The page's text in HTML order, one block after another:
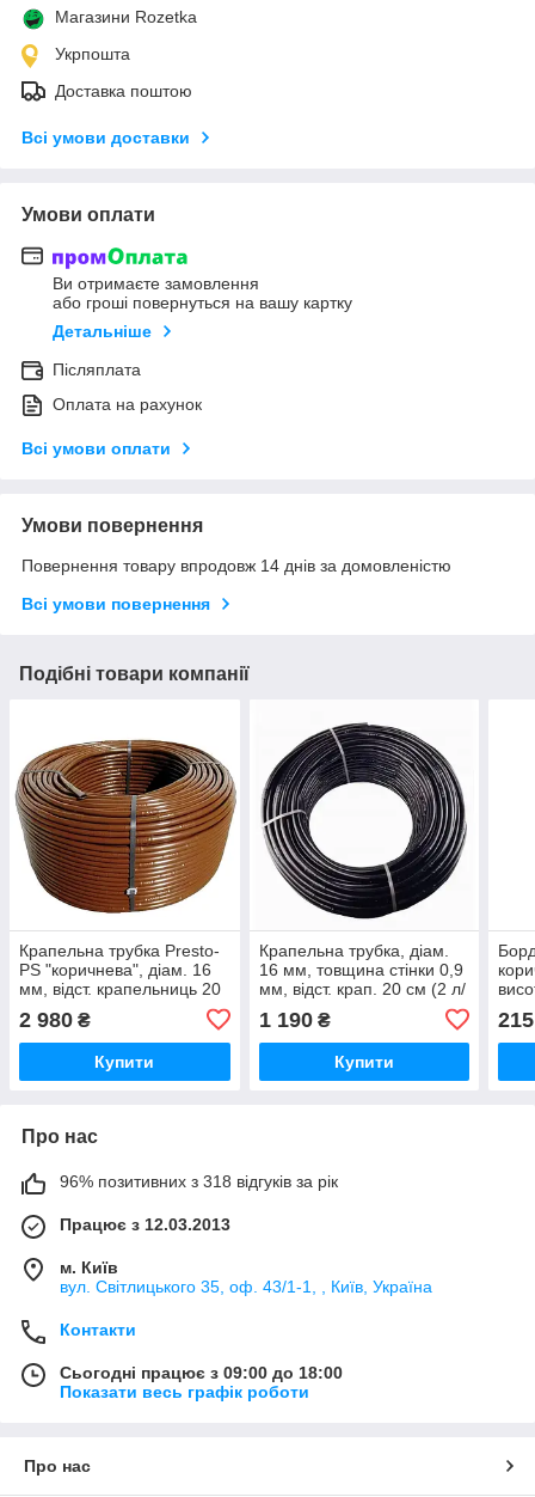
Магазини Rozetka
Укрпошта
Доставка поштою
Всі умови доставки
Умови оплати
Ви отримаєте замовлення
або гроші повернуться на вашу картку
Детальніше
Післяплата
Оплата на рахунок
Всі умови оплати
Умови повернення
Повернення товару впродовж 14 днів за домовленістю
Всі умови повернення
Подібні товари компанії
Крапельна трубка Presto-
PS "коричнева", діам. 16
мм, відст. крапельниць 20
см (2 л/год), бухта 200 м -
Україна
2 980 ₴
Купити
Крапельна трубка, діам.
16 мм, товщина стінки 0,9
мм, відст. крап. 20 см (2 л/
г), бухта 100 м - Україна
1 190₴
Купити
215
Про нас
96% позитивних з 318 відгуків за рік
Працює з 12.03.2013
м. Київ
вул. Світлицького 35, оф. 43/1-1, , Київ, Україна
Контакти
Сьогодні працює з 09:00 до 18:00
Показати весь графік роботи
Про нас